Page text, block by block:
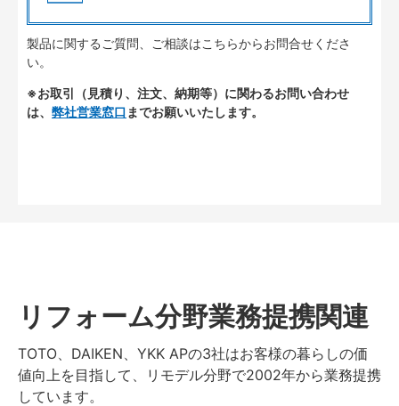
製品に関するご質問、ご相談はこちらからお問合せくださ
い。
※お取引（見積り、注文、納期等）に関わるお問い合わせ
は、 弊社営業窓口 までお願いいたします。
リフォーム分野業務提携関連
TOTO、DAIKEN、YKK APの3社はお客様の暮らしの価
値向上を目指して、リモデル分野で2002年から業務提携
しています。